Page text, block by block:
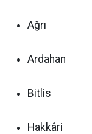
Ağrı
Ardahan
Bitlis
Hakkâri